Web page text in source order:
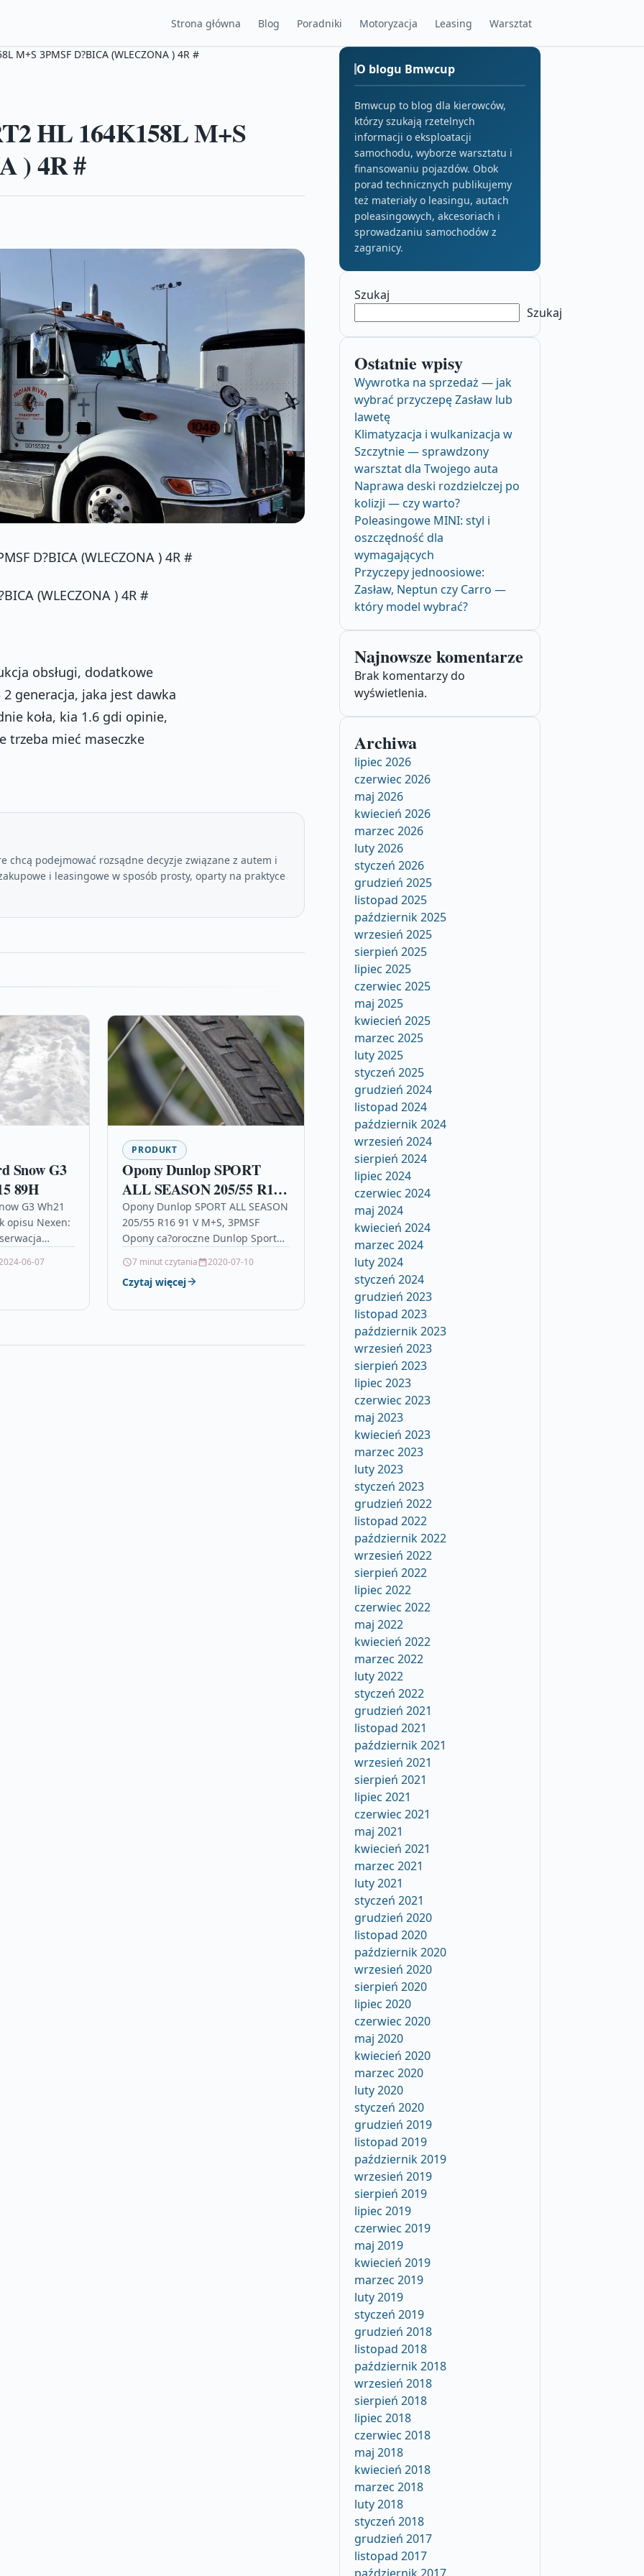
Strona główna Blog Poradniki Motoryzacja Leasing Warsztat
M+S 3PMSF D?BICA (WLECZONA ) 4R #
HL 164K158L M+S
) 4R #
D?BICA (WLECZONA ) 4R #
(WLECZONA ) 4R #
obsługi, dodatkowe
generacja, jaka jest dawka
koła, kia 1.6 gdi opinie,
trzeba mieć maseczke
chcą podejmować rozsądne decyzje związane z autem i
i leasingowe w sposób prosty, oparty na praktyce
Snow G3
89H
G3 Wh21
opisu Nexen:
oti
06-07
PRODUKT
Opony Dunlop SPORT
ALL SEASON 205/55 R16
91 V M+S, 3PMSF
Opony Dunlop SPORT ALL SEASON
205/55 R16 91 V M+S, 3PMSF
Opony ca?oroczne Dunlop Sport
R16 91V Jak nale?y…
7 minut czytania 2020-07-10
Czytaj więcej
O blogu Bmwcup
Bmwcup to blog dla kierowców,
którzy szukają rzetelnych
informacji o eksploatacji
samochodu, wyborze warsztatu i
finansowaniu pojazdów. Obok
porad technicznych publikujemy
też materiały o leasingu, autach
poleasingowych, akcesoriach i
sprowadzaniu samochodów z
zagranicy.
Szukaj
Szukaj
Ostatnie wpisy
Wywrotka na sprzedaż — jak
wybrać przyczepę Zasław lub
lawetę
Klimatyzacja i wulkanizacja w
Szczytnie — sprawdzony
warsztat dla Twojego auta
Naprawa deski rozdzielczej po
kolizji — czy warto?
Poleasingowe MINI: styl i
oszczędność dla
wymagających
Przyczepy jednoosiowe:
Zasław, Neptun czy Carro —
który model wybrać?
Najnowsze komentarze
Brak komentarzy do
wyświetlenia.
Archiwa
lipiec 2026
czerwiec 2026
maj 2026
kwiecień 2026
marzec 2026
luty 2026
styczeń 2026
grudzień 2025
listopad 2025
październik 2025
wrzesień 2025
sierpień 2025
lipiec 2025
czerwiec 2025
maj 2025
kwiecień 2025
marzec 2025
luty 2025
styczeń 2025
grudzień 2024
listopad 2024
październik 2024
wrzesień 2024
sierpień 2024
lipiec 2024
czerwiec 2024
maj 2024
kwiecień 2024
marzec 2024
luty 2024
styczeń 2024
grudzień 2023
listopad 2023
październik 2023
wrzesień 2023
sierpień 2023
lipiec 2023
czerwiec 2023
maj 2023
kwiecień 2023
marzec 2023
luty 2023
styczeń 2023
grudzień 2022
listopad 2022
październik 2022
wrzesień 2022
sierpień 2022
lipiec 2022
czerwiec 2022
maj 2022
kwiecień 2022
marzec 2022
luty 2022
styczeń 2022
grudzień 2021
listopad 2021
październik 2021
wrzesień 2021
sierpień 2021
lipiec 2021
czerwiec 2021
maj 2021
kwiecień 2021
marzec 2021
luty 2021
styczeń 2021
grudzień 2020
listopad 2020
październik 2020
wrzesień 2020
sierpień 2020
lipiec 2020
czerwiec 2020
maj 2020
kwiecień 2020
marzec 2020
luty 2020
styczeń 2020
grudzień 2019
listopad 2019
październik 2019
wrzesień 2019
sierpień 2019
lipiec 2019
czerwiec 2019
maj 2019
kwiecień 2019
marzec 2019
luty 2019
styczeń 2019
grudzień 2018
listopad 2018
październik 2018
wrzesień 2018
sierpień 2018
lipiec 2018
czerwiec 2018
maj 2018
kwiecień 2018
marzec 2018
luty 2018
styczeń 2018
grudzień 2017
listopad 2017